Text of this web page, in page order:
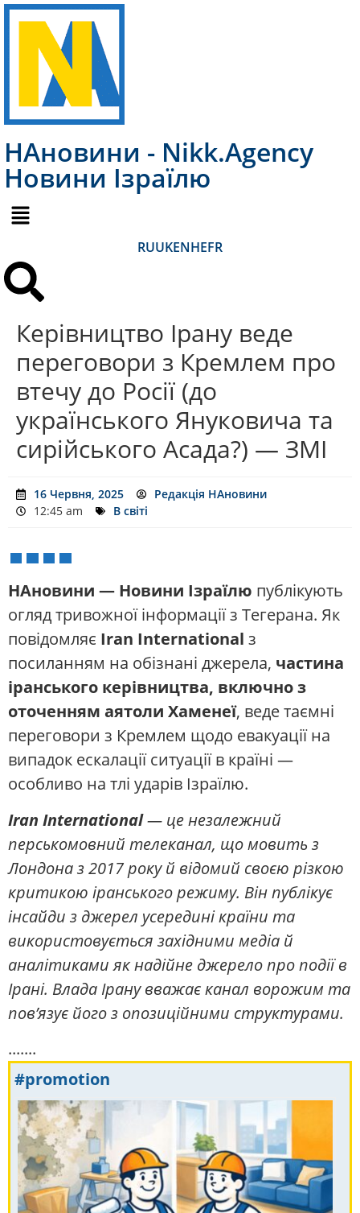
НАновини - Nikk.Agency
Новини Ізраїлю
RUUKENHEFR
Керівництво Ірану веде
переговори з Кремлем про
втечу до Росії (до
українського Януковича та
сирійського Асада?) — ЗМІ
16 Червня, 2025
Редакція НАновини
12:45 am
В світі
НАновини — Новини Ізраїлю публікують
огляд тривожної інформації з Тегерана. Як
повідомляє Iran International з
посиланням на обізнані джерела, частина
іранського керівництва, включно з
оточенням аятоли Хаменеї, веде таємні
переговори з Кремлем щодо евакуації на
випадок ескалації ситуації в країні —
особливо на тлі ударів Ізраїлю.
Iran International— це незалежний
перськомовний телеканал, що мовить з
Лондона з 2017 року й відомий своєю різкою
критикою іранського режиму. Він публікує
інсайди з джерел усередині країни та
використовується західними медіа й
аналітиками як надійне джерело про події в
Ірані. Влада Ірану вважає канал ворожим та
пов’язує його з опозиційними структурами.
.......
#promotion